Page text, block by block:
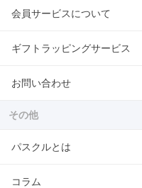
会員サービスについて
ギフトラッピングサービス
お問い合わせ
その他
パスクルとは
コラム